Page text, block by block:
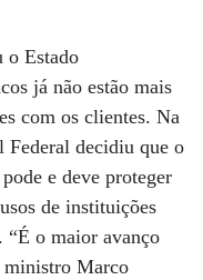
o Estado
já não estão mais
com os clientes. Na
Federal decidiu que o
e deve proteger
de instituições
“É o maior avanço
ministro Marco